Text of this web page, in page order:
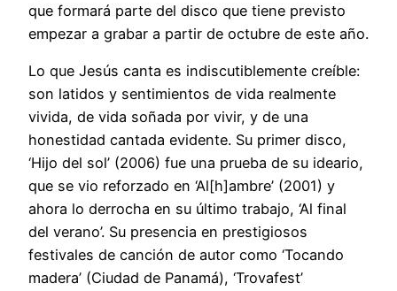
que formará parte del disco que tiene previsto
empezar a grabar a partir de octubre de este año.
Lo que Jesús canta es indiscutiblemente creíble:
son latidos y sentimientos de vida realmente
vivida, de vida soñada por vivir, y de una
honestidad cantada evidente. Su primer disco,
‘Hijo del sol’ (2006) fue una prueba de su ideario,
que se vio reforzado en ‘Al[h]ambre’ (2001) y
ahora lo derrocha en su último trabajo, ‘Al final
del verano’. Su presencia en prestigiosos
festivales de canción de autor como ‘Tocando
madera’ (Ciudad de Panamá), ‘Trovafest’